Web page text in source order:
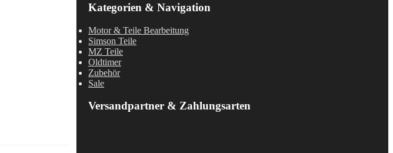
Kategorien & Navigation
Motor & Teile Bearbeitung
Simson Teile
MZ Teile
Oldtimer
Zubehör
Sale
Versandpartner & Zahlungsarten